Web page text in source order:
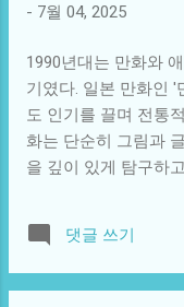
적 위험으로 보는 것
인식할 수 있도록 하
화적으로 볼 때, 한국
영향을 받은 동시에,
어 다양한 목소리를
들어, 여전히 결혼과
여성이 직장 내에서
이러한 압박은 여성
회적 결과로 이어질
적인 사회 운동은 편
- 7월 04, 2025
1990년대는 만화와
기였다. 일본 만화인 '
도 인기를 끌며 전통
화는 단순히 그림과
을 깊이 있게 탐구하
에서도 만화 장르가
방식을 바꿔놓았다.
교류하며, 사회적, 문
댓글 쓰기